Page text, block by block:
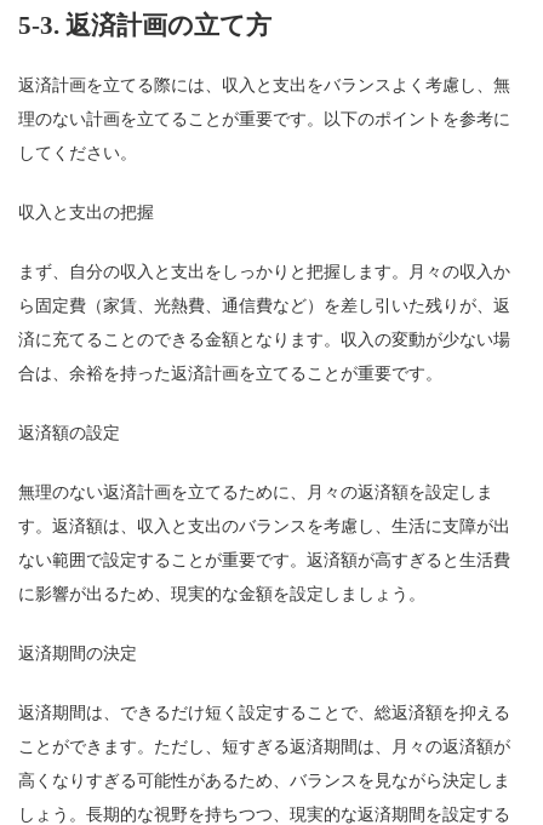
5-3. 返済計画の立て方
返済計画を立てる際には、収入と支出をバランスよく考慮し、無
理のない計画を立てることが重要です。以下のポイントを参考に
してください。
収入と支出の把握
まず、自分の収入と支出をしっかりと把握します。月々の収入か
ら固定費（家賃、光熱費、通信費など）を差し引いた残りが、返
済に充てることのできる金額となります。収入の変動が少ない場
合は、余裕を持った返済計画を立てることが重要です。
返済額の設定
無理のない返済計画を立てるために、月々の返済額を設定しま
す。返済額は、収入と支出のバランスを考慮し、生活に支障が出
ない範囲で設定することが重要です。返済額が高すぎると生活費
に影響が出るため、現実的な金額を設定しましょう。
返済期間の決定
返済期間は、できるだけ短く設定することで、総返済額を抑える
ことができます。ただし、短すぎる返済期間は、月々の返済額が
高くなりすぎる可能性があるため、バランスを見ながら決定しま
しょう。長期的な視野を持ちつつ、現実的な返済期間を設定する